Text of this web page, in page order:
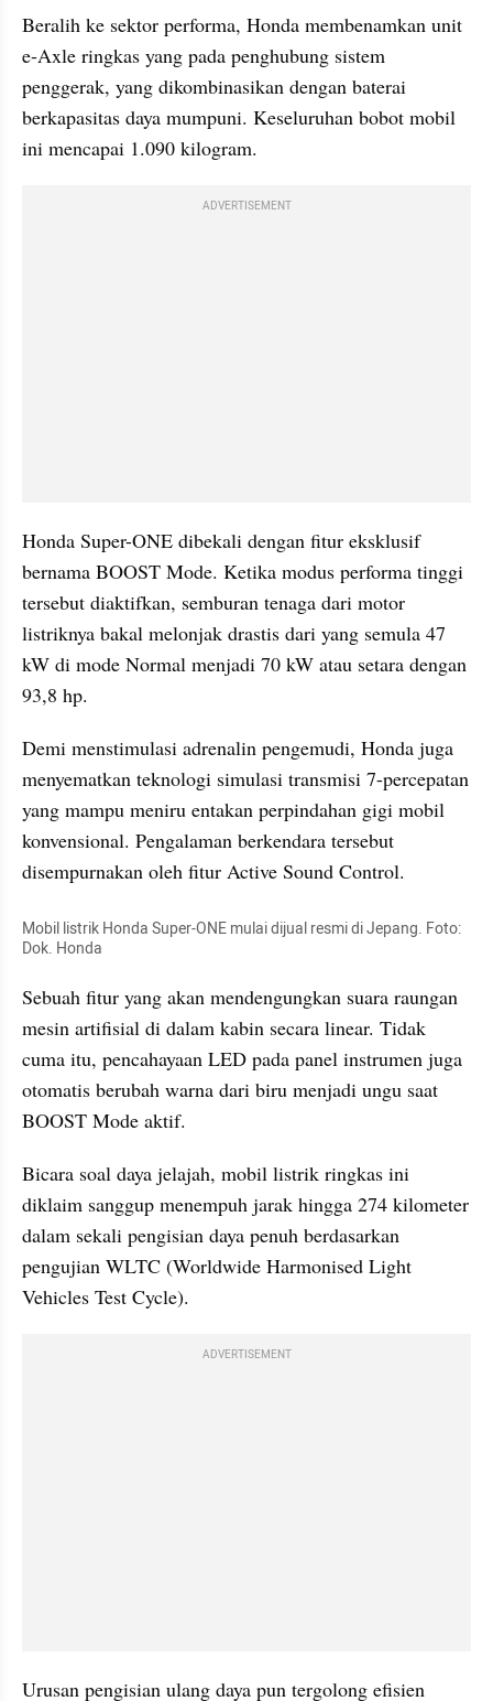
Beralih ke sektor performa, Honda membenamkan unit
e-Axle ringkas yang pada penghubung sistem
penggerak, yang dikombinasikan dengan baterai
berkapasitas daya mumpuni. Keseluruhan bobot mobil
ini mencapai 1.090 kilogram.
ADVERTISEMENT
Honda Super-ONE dibekali dengan fitur eksklusif
bernama BOOST Mode. Ketika modus performa tinggi
tersebut diaktifkan, semburan tenaga dari motor
listriknya bakal melonjak drastis dari yang semula 47
kW di mode Normal menjadi 70 kW atau setara dengan
93,8 hp.
Demi menstimulasi adrenalin pengemudi, Honda juga
menyematkan teknologi simulasi transmisi 7-percepatan
yang mampu meniru entakan perpindahan gigi mobil
konvensional. Pengalaman berkendara tersebut
disempurnakan oleh fitur Active Sound Control.
Mobil listrik Honda Super-ONE mulai dijual resmi di Jepang. Foto:
Dok. Honda
Sebuah fitur yang akan mendengungkan suara raungan
mesin artifisial di dalam kabin secara linear. Tidak
cuma itu, pencahayaan LED pada panel instrumen juga
otomatis berubah warna dari biru menjadi ungu saat
BOOST Mode aktif.
Bicara soal daya jelajah, mobil listrik ringkas ini
diklaim sanggup menempuh jarak hingga 274 kilometer
dalam sekali pengisian daya penuh berdasarkan
pengujian WLTC (Worldwide Harmonised Light
Vehicles Test Cycle).
ADVERTISEMENT
Urusan pengisian ulang daya pun tergolong efisien